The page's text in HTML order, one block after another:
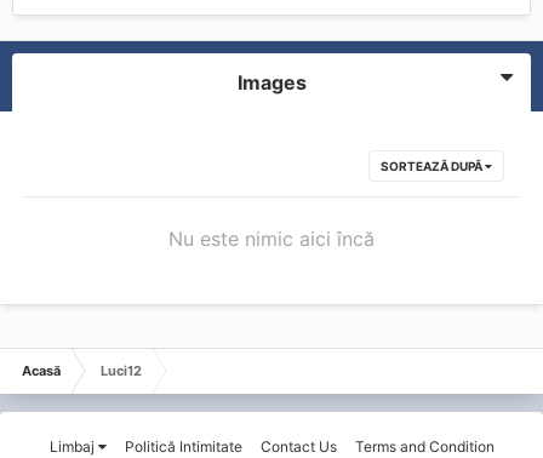
Images
SORTEAZĂ DUPĂ
Nu este nimic aici încă
Acasă Luci12
Limbaj Politică Intimitate Contact Us
Terms and Condition